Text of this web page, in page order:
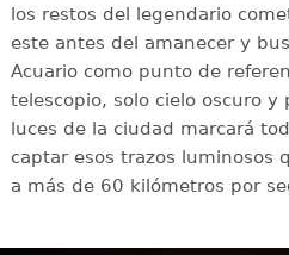
los restos del legendario
este antes del amanecer y
Acuario como punto de
telescopio, solo cielo oscuro y
luces de la ciudad marcará
captar esos trazos luminosos
a más de 60 kilómetros por